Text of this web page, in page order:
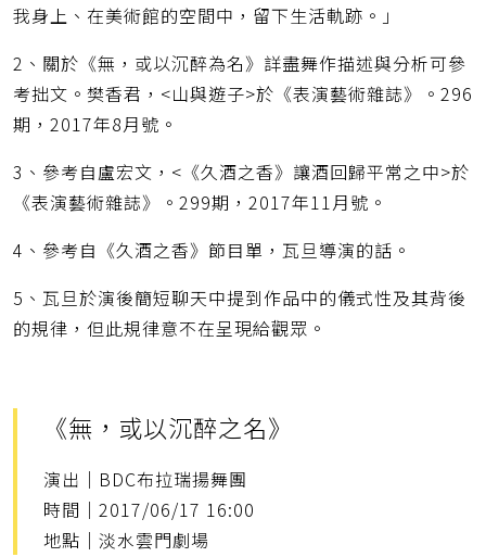
我身上、在美術館的空間中，留下生活軌跡。」
2、關於《無，或以沉醉為名》詳盡舞作描述與分析可參
考拙文。樊香君，<山與遊子>於《表演藝術雜誌》。296
期，2017年8月號。
3、參考自盧宏文，<《久酒之香》讓酒回歸平常之中>於
《表演藝術雜誌》。299期，2017年11月號。
4、參考自《久酒之香》節目單，瓦旦導演的話。
5、瓦旦於演後簡短聊天中提到作品中的儀式性及其背後
的規律，但此規律意不在呈現給觀眾。
《無，或以沉醉之名》
演出｜BDC布拉瑞揚舞團
時間｜2017/06/17 16:00
地點｜淡水雲門劇場